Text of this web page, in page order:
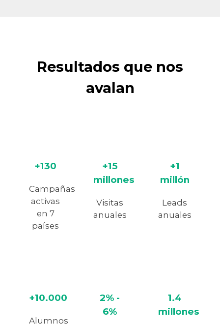
Resultados que nos
avalan
+130
Campañas
activas
en 7
países
+15
millones
Visitas
anuales
+1
millón
Leads
anuales
+10.000
Alumnos
2% -
6%
1.4
millones